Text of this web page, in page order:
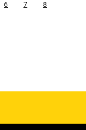
Page
6
Page
7
Page
8